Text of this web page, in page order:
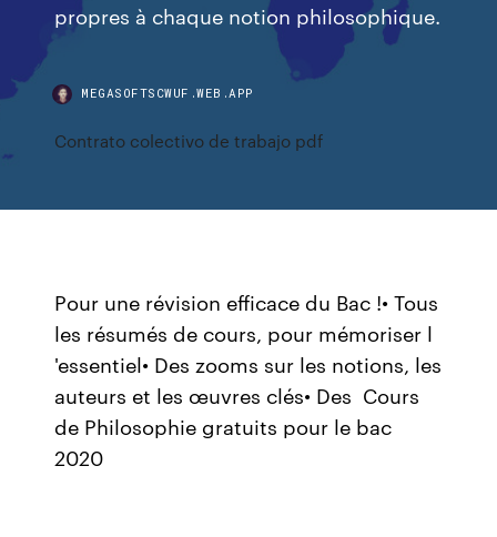
propres à chaque notion philosophique.
MEGASOFTSCWUF.WEB.APP
Contrato colectivo de trabajo pdf
Pour une révision efficace du Bac !• Tous
les résumés de cours, pour mémoriser l
'essentiel• Des zooms sur les notions, les
auteurs et les œuvres clés• Des Cours
de Philosophie gratuits pour le bac
2020